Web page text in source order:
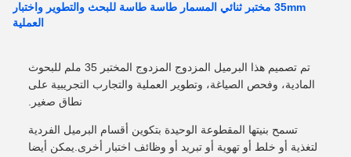
35mm مختبر ثنائي المسمار طاسة طاسة للبحث والتطوير واختبار
العملية
تم تصميم هذا البرميل المزدوج المزدوج المختبر 35 ملم للبحوث
المادية، وفحص الصياغة، وتطوير العملية والتجارب التجريبية على
نطاق صغير.
تسمح بنيتها المقطوعة الوحيدة بتكوين أقسام البرميل الفردية
لتغذية أو خلط أو تهوية أو تبريد أو وظائف اختبار أخرى.يمكن أيضا